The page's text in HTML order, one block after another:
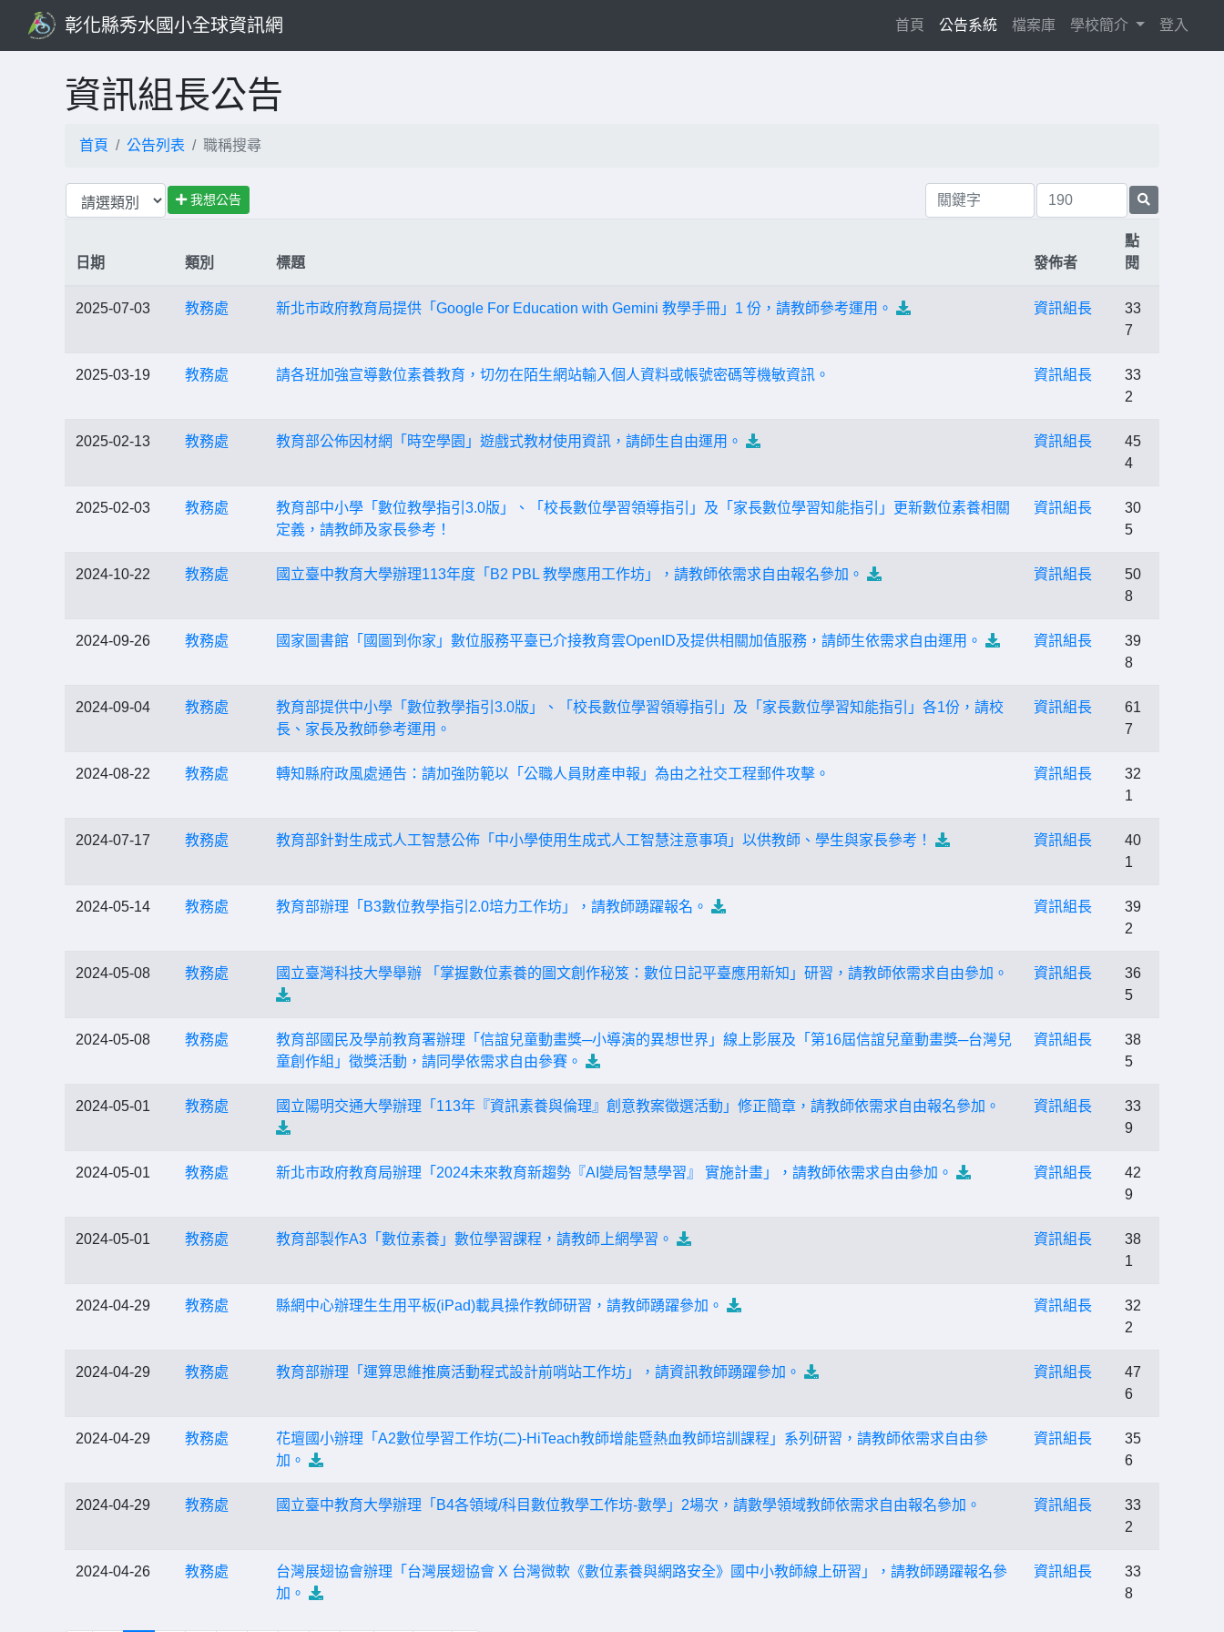
彰化縣秀水國小全球資訊網 首頁 (current)
公告系統 檔案庫 學校簡介 登入
資訊組長公告
首頁 公告列表 職稱搜尋
我想公告
日期 類別 標題 發佈者
點
閱
2025-07-03 教務處 新北市政府教育局提供「Google For Education with Gemini 教學手冊」1 份，請教師參考運用。 資訊組長
33
7
2025-03-19 教務處 請各班加強宣導數位素養教育，切勿在陌生網站輸入個人資料或帳號密碼等機敏資訊。 資訊組長
33
2
2025-02-13 教務處 教育部公佈因材網「時空學園」遊戲式教材使用資訊，請師生自由運用。 資訊組長
45
4
2025-02-03 教務處
教育部中小學「數位教學指引3.0版」、「校長數位學習領導指引」及「家長數位學習知能指引」更新數位素養相關
定義，請教師及家長參考！
資訊組長
30
5
2024-10-22 教務處 國立臺中教育大學辦理113年度「B2 PBL 教學應用工作坊」，請教師依需求自由報名參加。 資訊組長
50
8
2024-09-26 教務處 國家圖書館「國圖到你家」數位服務平臺已介接教育雲OpenID及提供相關加值服務，請師生依需求自由運用。 資訊組長
39
8
2024-09-04 教務處
教育部提供中小學「數位教學指引3.0版」、「校長數位學習領導指引」及「家長數位學習知能指引」各1份，請校
長、家長及教師參考運用。
資訊組長
61
7
2024-08-22 教務處 轉知縣府政風處通告：請加強防範以「公職人員財產申報」為由之社交工程郵件攻擊。 資訊組長
32
1
2024-07-17 教務處 教育部針對生成式人工智慧公佈「中小學使用生成式人工智慧注意事項」以供教師、學生與家長參考！ 資訊組長
40
1
2024-05-14 教務處 教育部辦理「B3數位教學指引2.0培力工作坊」，請教師踴躍報名。 資訊組長
39
2
2024-05-08 教務處 國立臺灣科技大學舉辦 「掌握數位素養的圖文創作秘笈：數位日記平臺應用新知」研習，請教師依需求自由參加。 資訊組長
36
5
2024-05-08 教務處
教育部國民及學前教育署辦理「信誼兒童動畫獎─小導演的異想世界」線上影展及「第16屆信誼兒童動畫獎─台灣兒
童創作組」徵獎活動，請同學依需求自由參賽。
資訊組長
38
5
2024-05-01 教務處 國立陽明交通大學辦理「113年『資訊素養與倫理』創意教案徵選活動」修正簡章，請教師依需求自由報名參加。 資訊組長
33
9
2024-05-01 教務處 新北市政府教育局辦理「2024未來教育新趨勢『AI變局智慧學習』 實施計畫」，請教師依需求自由參加。 資訊組長
42
9
2024-05-01 教務處 教育部製作A3「數位素養」數位學習課程，請教師上網學習。 資訊組長
38
1
2024-04-29 教務處 縣網中心辦理生生用平板(iPad)載具操作教師研習，請教師踴躍參加。 資訊組長
32
2
2024-04-29 教務處 教育部辦理「運算思維推廣活動程式設計前哨站工作坊」，請資訊教師踴躍參加。 資訊組長
47
6
2024-04-29 教務處
花壇國小辦理「A2數位學習工作坊(二)-HiTeach教師增能暨熱血教師培訓課程」系列研習，請教師依需求自由參
加。
資訊組長
35
6
2024-04-29 教務處 國立臺中教育大學辦理「B4各領域/科目數位教學工作坊-數學」2場次，請數學領域教師依需求自由報名參加。 資訊組長
33
2
2024-04-26 教務處
台灣展翅協會辦理「台灣展翅協會 X 台灣微軟《數位素養與網路安全》國中小教師線上研習」，請教師踴躍報名參
加。
資訊組長
33
8